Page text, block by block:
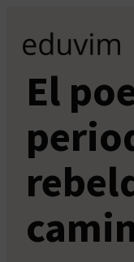
contenido
El